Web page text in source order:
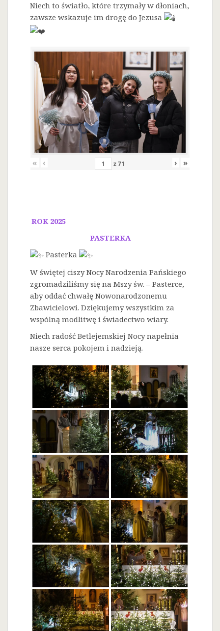
Niech to światło, które trzymały w dłoniach,
zawsze wskazuje im drogę do Jezusa
« ‹ z71 › »
ROK 2025
PASTERKA
Pasterka
W świętej ciszy Nocy Narodzenia Pańskiego
zgromadziliśmy się na Mszy św. – Pasterce,
aby oddać chwałę Nowonarodzonemu
Zbawicielowi. Dziękujemy wszystkim za
wspólną modlitwę i świadectwo wiary.
Niech radość Betlejemskiej Nocy napełnia
nasze serca pokojem i nadzieją.